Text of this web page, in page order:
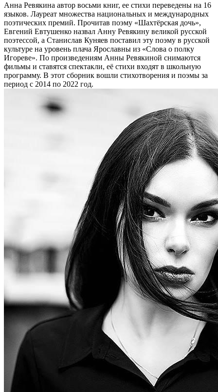
Анна Ревякина автор восьми книг, ее стихи переведены на 16
языков. Лауреат множества национальных и международных
поэтических премий. Прочитав поэму «Шахтёрская дочь»,
Евгений Евтушенко назвал Анну Ревякину великой русской
поэтессой, а Станислав Куняев поставил эту поэму в русской
культуре на уровень плача Ярославны из «Слова о полку
Игореве». По произведениям Анны Ревякиной снимаются
фильмы и ставятся спектакли, её стихи входят в школьную
программу. В этот сборник вошли стихотворения и поэмы за
период с 2014 по 2022 год.